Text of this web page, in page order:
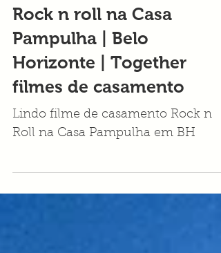
Rock n roll na Casa
Pampulha | Belo
Horizonte | Together
filmes de casamento
Lindo filme de casamento Rock n
Roll na Casa Pampulha em BH